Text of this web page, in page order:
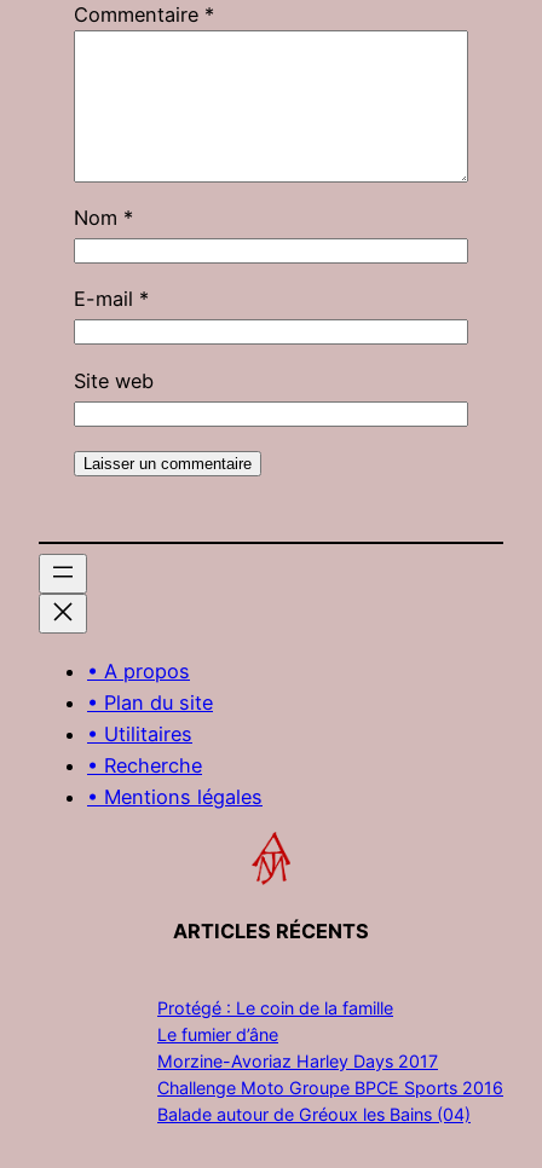
Commentaire *
Nom *
E-mail *
Site web
• A propos
• Plan du site
• Utilitaires
• Recherche
• Mentions légales
ARTICLES RÉCENTS
Protégé : Le coin de la famille
Le fumier d’âne
Morzine-Avoriaz Harley Days 2017
Challenge Moto Groupe BPCE Sports 2016
Balade autour de Gréoux les Bains (04)